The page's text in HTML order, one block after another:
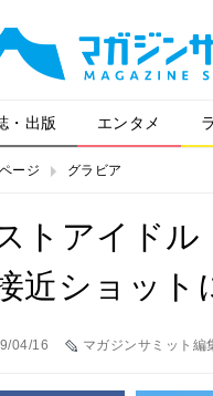
・出版 エンタメ
ージ グラビア
トアイドル
近ショット
04/16 マガジンサミット編